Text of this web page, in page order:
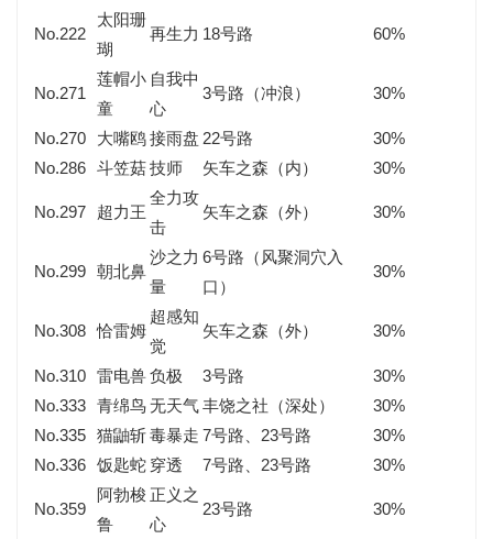
No.222
太阳珊
瑚
再生力 18号路 60%
No.271
莲帽小
童
自我中
心
3号路（冲浪） 30%
No.270 大嘴鸥接雨盘 22号路
30%
No.286 斗笠菇技师 矢车之森（内） 30%
No.297 超力王
全力攻
击
矢车之森（外） 30%
No.299 朝北鼻
沙之力
量
6号路（风聚洞穴入
口）
30%
No.308 恰雷姆
超感知
觉
矢车之森（外） 30%
No.310 雷电兽负极 3号路
30%
No.333 青绵鸟无天气丰饶之社（深处）
30%
No.335 猫鼬斩毒暴走 7号路、23号路
30%
No.336 饭匙蛇 穿透 7号路、23号路 30%
No.359
阿勃梭
鲁
正义之
心
23号路 30%